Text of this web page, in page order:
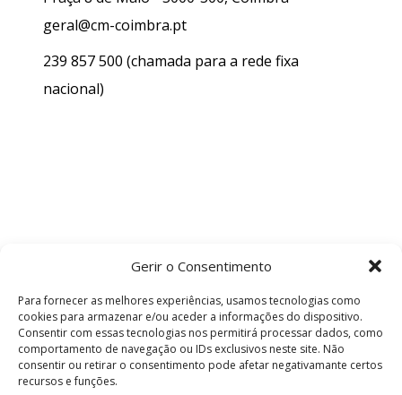
Gerir o Consentimento
Para fornecer as melhores experiências, usamos tecnologias como
cookies para armazenar e/ou aceder a informações do dispositivo.
Consentir com essas tecnologias nos permitirá processar dados, como
comportamento de navegação ou IDs exclusivos neste site. Não
consentir ou retirar o consentimento pode afetar negativamante certos
recursos e funções.
geral@cm-coimbra.pt
239 857 500 (chamada para a rede fixa
nacional)